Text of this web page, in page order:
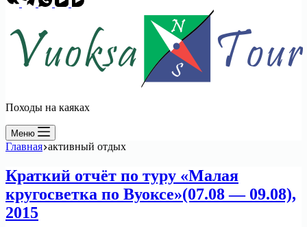
Походы на каяках
Меню
Главная активный отдых
Краткий отчёт по туру «Малая
кругосветка по Вуоксе»(07.08 — 09.08),
2015